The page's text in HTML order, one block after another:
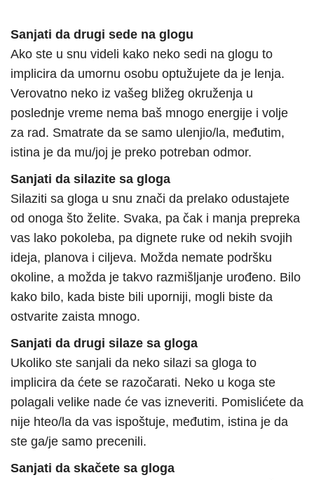
Sanjati da drugi sede na glogu
Ako ste u snu videli kako neko sedi na glogu to
implicira da umornu osobu optužujete da je lenja.
Verovatno neko iz vašeg bližeg okruženja u
poslednje vreme nema baš mnogo energije i volje
za rad. Smatrate da se samo ulenjio/la, međutim,
istina je da mu/joj je preko potreban odmor.
Sanjati da silazite sa gloga
Silaziti sa gloga u snu znači da prelako odustajete
od onoga što želite. Svaka, pa čak i manja prepreka
vas lako pokoleba, pa dignete ruke od nekih svojih
ideja, planova i ciljeva. Možda nemate podršku
okoline, a možda je takvo razmišljanje urođeno. Bilo
kako bilo, kada biste bili uporniji, mogli biste da
ostvarite zaista mnogo.
Sanjati da drugi silaze sa gloga
Ukoliko ste sanjali da neko silazi sa gloga to
implicira da ćete se razočarati. Neko u koga ste
polagali velike nade će vas izneveriti. Pomislićete da
nije hteo/la da vas ispoštuje, međutim, istina je da
ste ga/je samo precenili.
Sanjati da skačete sa gloga